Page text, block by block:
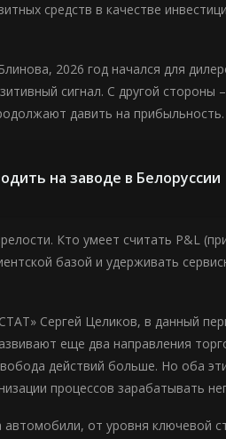
средств в качестве
2026 год начался для
сигнал. С другой стороны
давить на прибыльность.
на заводе в Белоруссии
Кто умеет считать P&L
базой и удерживать
Сергей Целиков, в данный
еще два направления
действий больше. Но оба
процессов зарабатывать
от уровня ключевой